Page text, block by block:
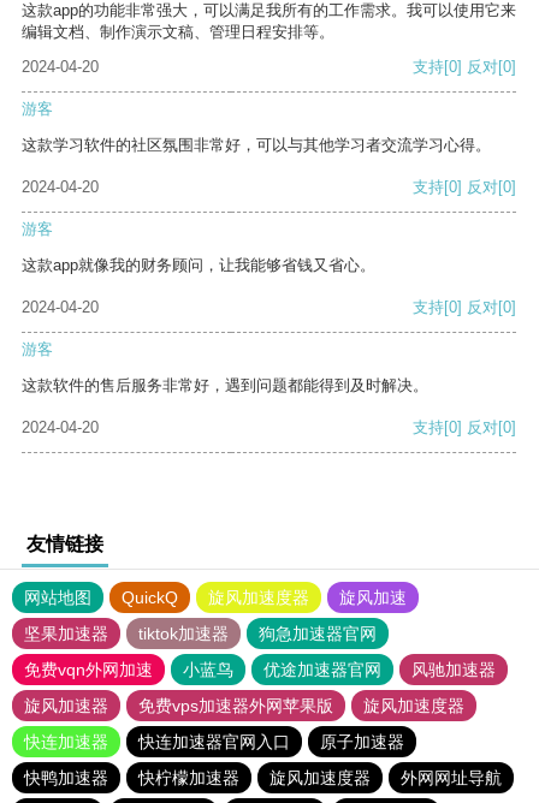
这款app的功能非常强大，可以满足我所有的工作需求。我可以使用它来
编辑文档、制作演示文稿、管理日程安排等。
2024-04-20
支持[0] 反对[0]
游客
这款学习软件的社区氛围非常好，可以与其他学习者交流学习心得。
2024-04-20 支持[0] 反对[0]
游客
这款app就像我的财务顾问，让我能够省钱又省心。
2024-04-20 支持[0] 反对[0]
游客
这款软件的售后服务非常好，遇到问题都能得到及时解决。
2024-04-20 支持[0] 反对[0]
友情链接
网站地图 QuickQ 旋风加速度器
旋风加速
坚果加速器
tiktok加速器
狗急加速器官网
免费vqn外网加速
小蓝鸟 优途加速器官网
风驰加速器
旋风加速器
免费vps加速器外网苹果版
旋风加速度器
快连加速器
快连加速器官网入口
原子加速器
快鸭加速器
快柠檬加速器 旋风加速度器
外网网址导航